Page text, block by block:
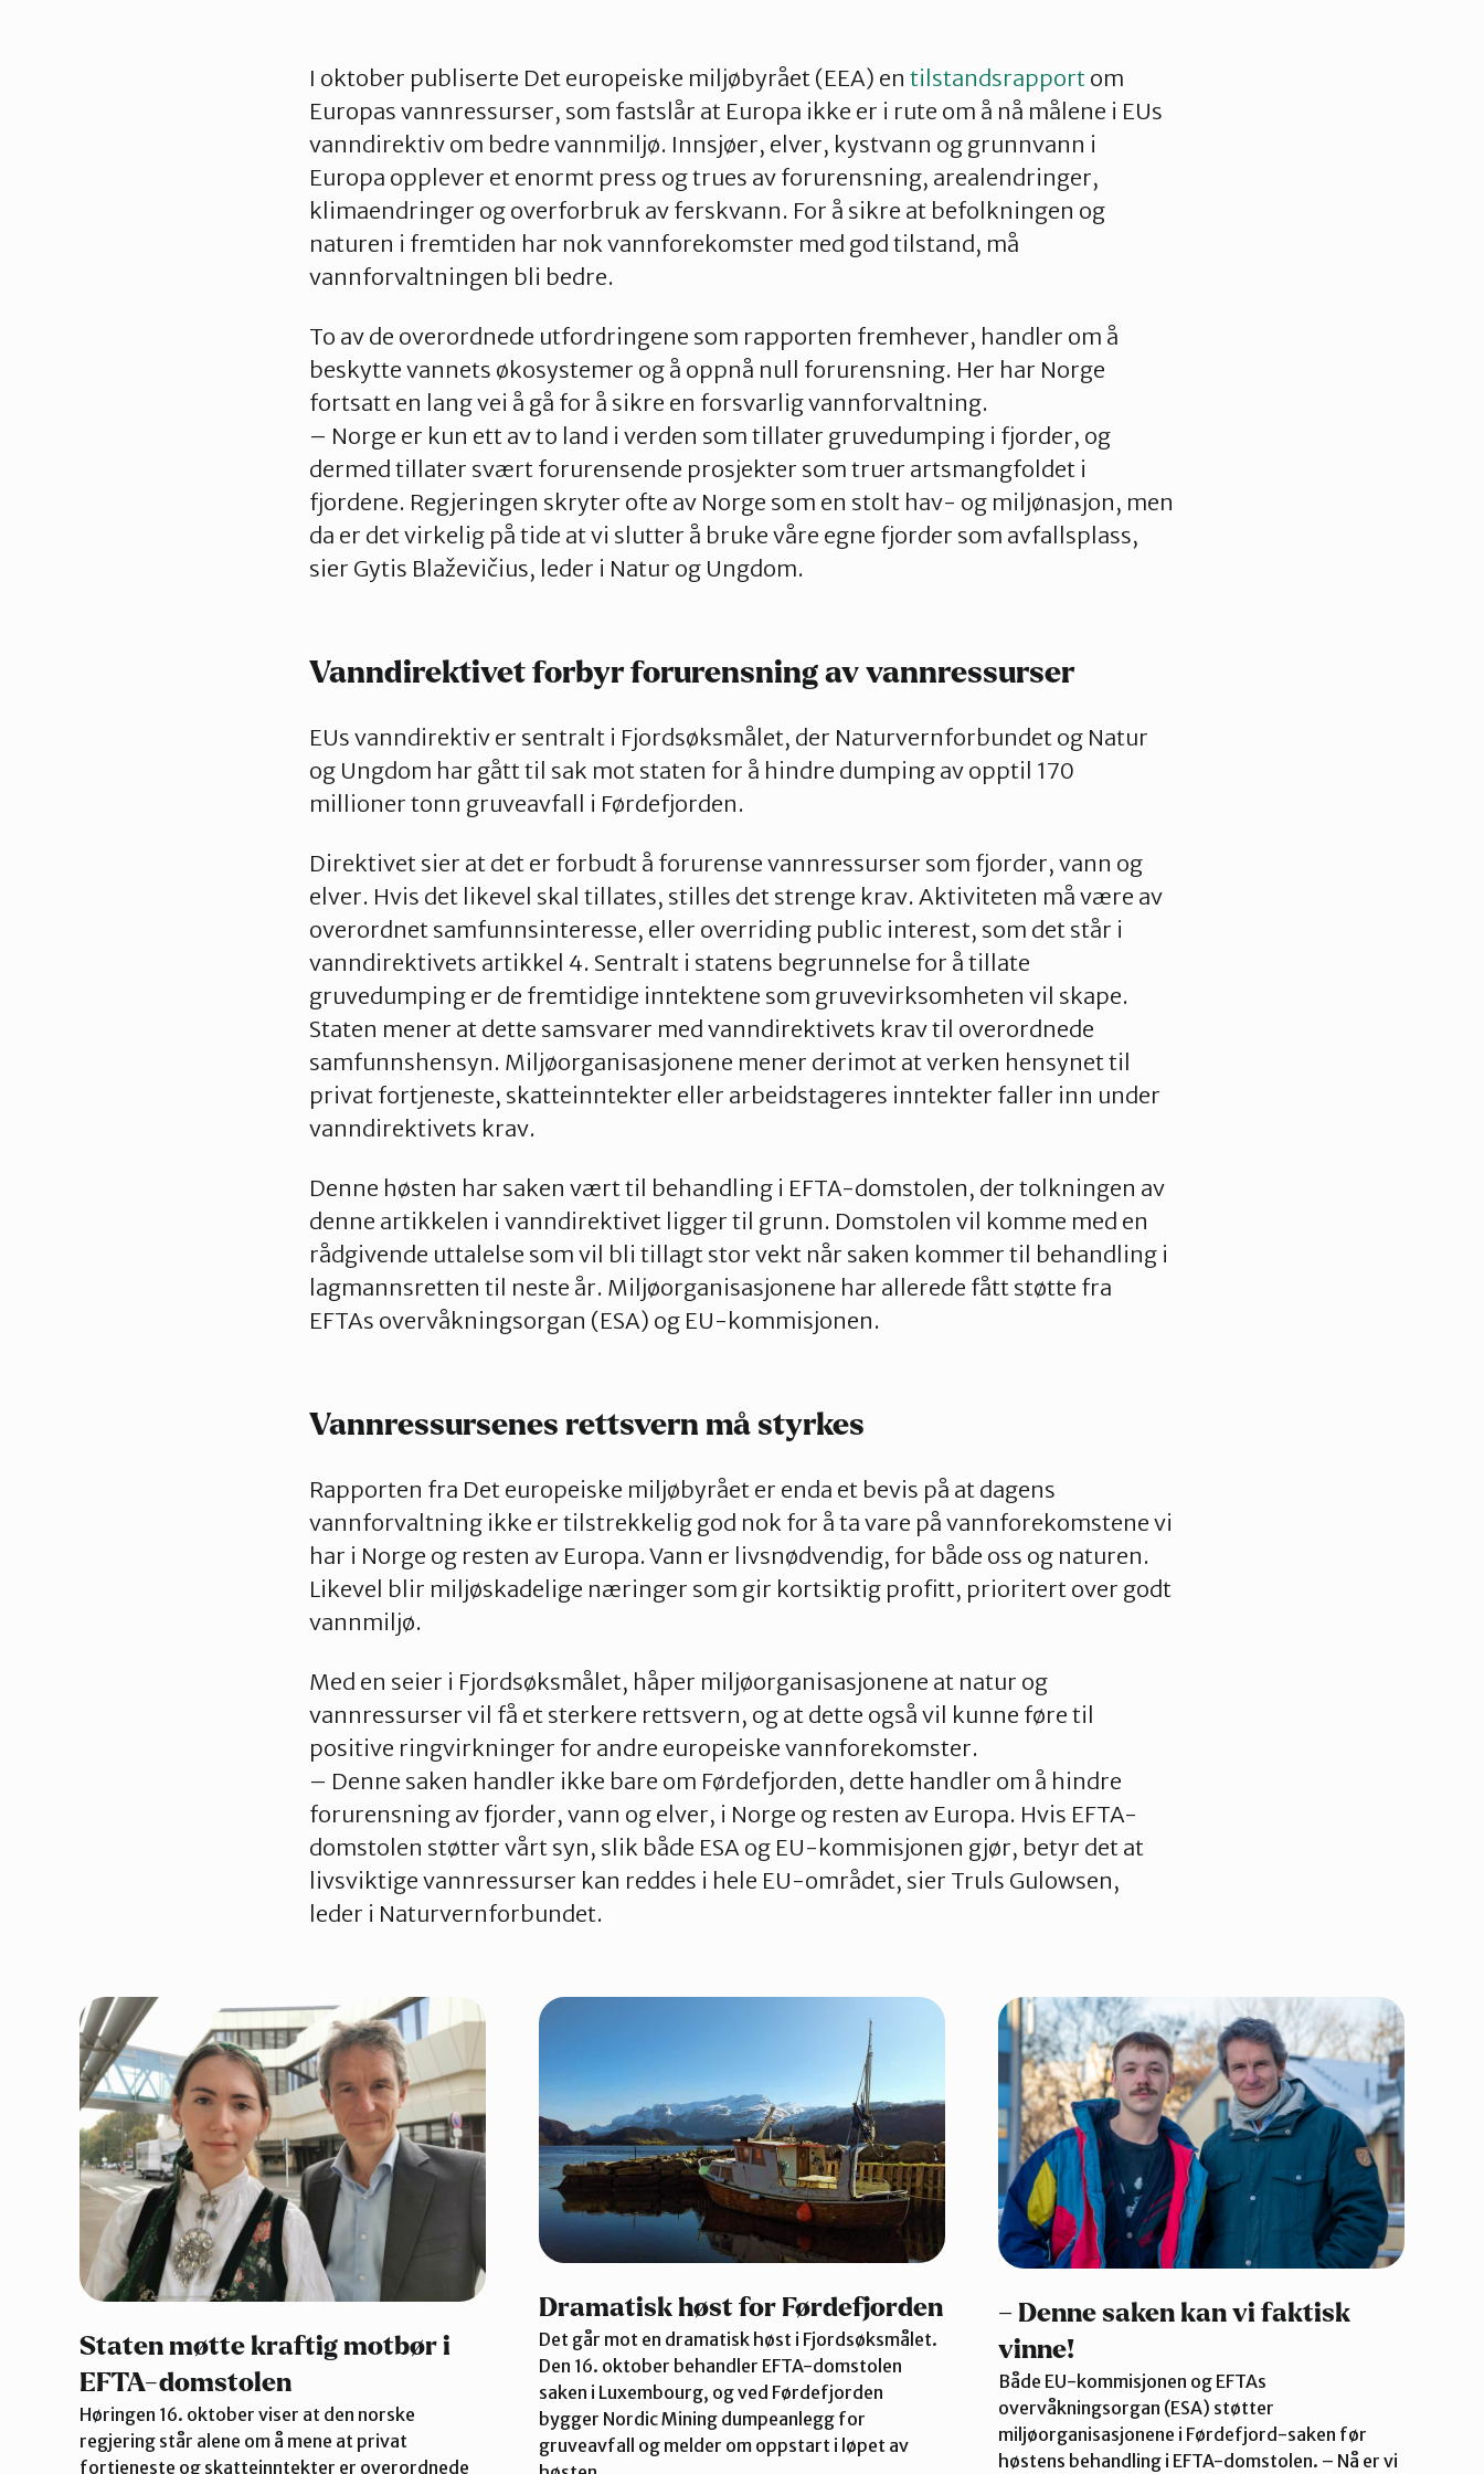
I oktober publiserte Det europeiske miljøbyrået (EEA) en tilstandsrapport om
Europas vannressurser, som fastslår at Europa ikke er i rute om å nå målene i EUs
vanndirektiv om bedre vannmiljø. Innsjøer, elver, kystvann og grunnvann i
Europa opplever et enormt press og trues av forurensning, arealendringer,
klimaendringer og overforbruk av ferskvann. For å sikre at befolkningen og
naturen i fremtiden har nok vannforekomster med god tilstand, må
vannforvaltningen bli bedre.
To av de overordnede utfordringene som rapporten fremhever, handler om å
beskytte vannets økosystemer og å oppnå null forurensning. Her har Norge
fortsatt en lang vei å gå for å sikre en forsvarlig vannforvaltning.
– Norge er kun ett av to land i verden som tillater gruvedumping i fjorder, og
dermed tillater svært forurensende prosjekter som truer artsmangfoldet i
fjordene. Regjeringen skryter ofte av Norge som en stolt hav- og miljønasjon, men
da er det virkelig på tide at vi slutter å bruke våre egne fjorder som avfallsplass,
sier Gytis Blaževičius, leder i Natur og Ungdom.
Vanndirektivet forbyr forurensning av vannressurser
EUs vanndirektiv er sentralt i Fjordsøksmålet, der Naturvernforbundet og Natur
og Ungdom har gått til sak mot staten for å hindre dumping av opptil 170
millioner tonn gruveavfall i Førdefjorden.
Direktivet sier at det er forbudt å forurense vannressurser som fjorder, vann og
elver. Hvis det likevel skal tillates, stilles det strenge krav. Aktiviteten må være av
overordnet samfunnsinteresse, eller overriding public interest, som det står i
vanndirektivets artikkel 4. Sentralt i statens begrunnelse for å tillate
gruvedumping er de fremtidige inntektene som gruvevirksomheten vil skape.
Staten mener at dette samsvarer med vanndirektivets krav til overordnede
samfunnshensyn. Miljøorganisasjonene mener derimot at verken hensynet til
privat fortjeneste, skatteinntekter eller arbeidstageres inntekter faller inn under
vanndirektivets krav.
Denne høsten har saken vært til behandling i EFTA-domstolen, der tolkningen av
denne artikkelen i vanndirektivet ligger til grunn. Domstolen vil komme med en
rådgivende uttalelse som vil bli tillagt stor vekt når saken kommer til behandling i
lagmannsretten til neste år. Miljøorganisasjonene har allerede fått støtte fra
EFTAs overvåkningsorgan (ESA) og EU-kommisjonen.
Vannressursenes rettsvern må styrkes
Rapporten fra Det europeiske miljøbyrået er enda et bevis på at dagens
vannforvaltning ikke er tilstrekkelig god nok for å ta vare på vannforekomstene vi
har i Norge og resten av Europa. Vann er livsnødvendig, for både oss og naturen.
Likevel blir miljøskadelige næringer som gir kortsiktig profitt, prioritert over godt
vannmiljø.
Med en seier i Fjordsøksmålet, håper miljøorganisasjonene at natur og
vannressurser vil få et sterkere rettsvern, og at dette også vil kunne føre til
positive ringvirkninger for andre europeiske vannforekomster.
– Denne saken handler ikke bare om Førdefjorden, dette handler om å hindre
forurensning av fjorder, vann og elver, i Norge og resten av Europa. Hvis EFTA-
domstolen støtter vårt syn, slik både ESA og EU-kommisjonen gjør, betyr det at
livsviktige vannressurser kan reddes i hele EU-området, sier Truls Gulowsen,
leder i Naturvernforbundet.
Staten møtte kraftig motbør i
EFTA-domstolen
Høringen 16. oktober viser at den norske
regjering står alene om å mene at privat
fortjeneste og skatteinntekter er overordnede
Dramatisk høst for Førdefjorden
Det går mot en dramatisk høst i Fjordsøksmålet.
Den 16. oktober behandler EFTA-domstolen
saken i Luxembourg, og ved Førdefjorden
bygger Nordic Mining dumpeanlegg for
gruveavfall og melder om oppstart i løpet av
– Denne saken kan vi faktisk
vinne!
Både EU-kommisjonen og EFTAs
overvåkningsorgan (ESA) støtter
miljøorganisasjonene i Førdefjord-saken før
høstens behandling i EFTA-domstolen. – Nå er vi